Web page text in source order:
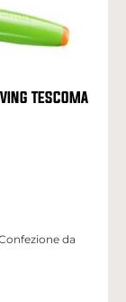
TESCOMA
da